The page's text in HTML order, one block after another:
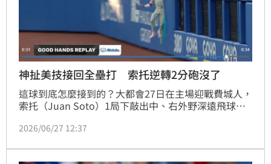
神扯美技接回全壘打 索托逆轉2分砲沒了
這球到底怎麼接到的？大都會27日在主場迎戰費城人，
索托（Juan Soto）1局下敲出中、右外野深遠飛球，
希爾（Derek Hill）飛上全壘打牆把球接進手套，這個
2026/06/27 12:37